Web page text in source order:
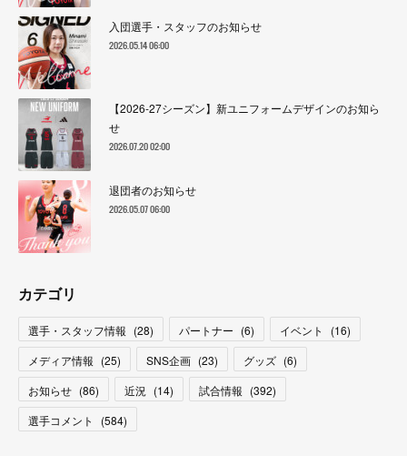
入団選手・スタッフのお知らせ
2026.05.14 06:00
【2026-27シーズン】新ユニフォームデザインのお知ら
せ
2026.07.20 02:00
退団者のお知らせ
2026.05.07 06:00
カテゴリ
選手・スタッフ情報 (28) パートナー (6) イベント (16)
メディア情報 (25) SNS企画 (23) グッズ (6)
お知らせ (86) 近況 (14) 試合情報 (392)
選手コメント
(584)